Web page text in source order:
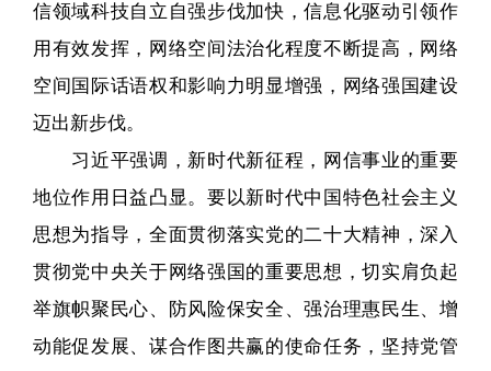
信领域科技自立自强步伐加快，信息化驱动引领作
用有效发挥，网络空间法治化程度不断提高，网络
空间国际话语权和影响力明显增强，网络强国建设
迈出新步伐。
习近平强调，新时代新征程，网信事业的重要
地位作用日益凸显。要以新时代中国特色社会主义
思想为指导，全面贯彻落实党的二十大精神，深入
贯彻党中央关于网络强国的重要思想，切实肩负起
举旗帜聚民心、防风险保安全、强治理惠民生、增
动能促发展、谋合作图共赢的使命任务，坚持党管